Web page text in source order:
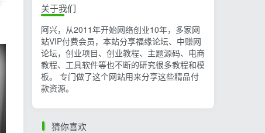
关于我们
阿兴，从2011年开始网络创业10年，多家网
站VIP付费会员，本站分享福缘论坛、中赚网
论坛，创业项目、创业教程、主题源码、电商
教程、工具软件等也不断的研究很多教程和模
板。 专门做了这个网站用来分享这些精品付
款资源。
猜你喜欢